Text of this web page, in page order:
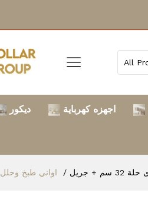
ديكور اجهزه كهرباية
اواني طبخ وحلل